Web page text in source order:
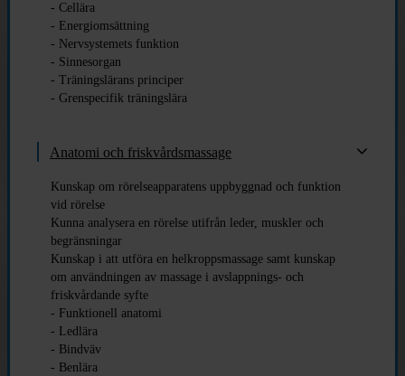
- Cellära
- Energiomsättning
- Nervsystemets funktion
- Sinnesorgan
- Träningslärans principer
- Grenspecifik träningslära
Anatomi och friskvårdsmassage
Kunskap om rörelseapparatens uppbyggnad och funktion
vid rörelse
Kunna analysera en rörelse utifrån leder, muskler och
begränsningar
Kunskap i att utföra en helkroppsmassage samt kunskap
om användningen av massage i avslappnings- och
friskvårdande syfte
- Funktionell anatomi
- Ledlära
- Bindväv
- Benlära